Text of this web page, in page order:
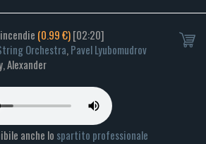
(0.99 €)[02:20]
Orchestra,Pavel Lyubomudrov
Alexander
anche lo spartito professionale